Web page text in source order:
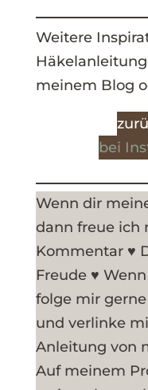
Weitere
meinem Blog
bei
Wenn dir
dann freue ich
Kommentar ♥
Freude ♥
folge mir
und verlinke
Anleitung von
Auf meinem